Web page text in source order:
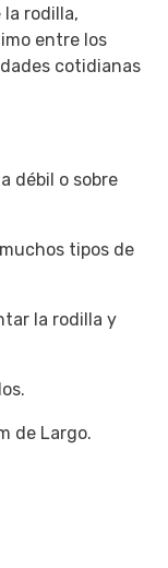
rodilla,
entre los
cotidianas
débil o sobre
tipos de
la rodilla y
de Largo.